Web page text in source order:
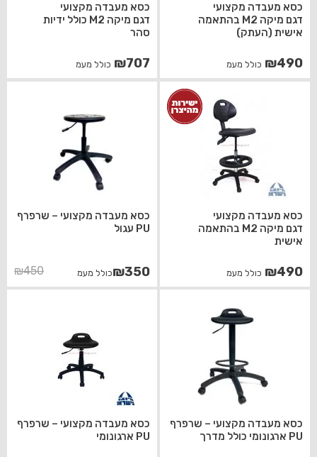
כסא מעבדה מקצועי
דגם מיקה M2 בהתאמה
אישית (העתק)
₪490 כולל מעמ
כסא מעבדה מקצועי
דגם מיקה M2 כולל ידיות
סהר
₪707 כולל מעמ
כסא מעבדה מקצועי
דגם מיקה M2 בהתאמה
אישית
₪490 כולל מעמ
כסא מעבדה מקצועי – שרפרף
PU עגול
₪450
המחיר
המקורי
₪350
המחיר
הנוכחי
כולל מעמ
כסא מעבדה מקצועי – שרפרף
PU ארגונומי כולל מדרך
כסא מעבדה מקצועי – שרפרף
PU ארגונומי